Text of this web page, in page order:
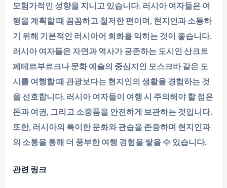
모험가적인 성향을 지니고 있습니다. 러시아 여자들은 여
행을 계획할 때 꼼꼼하고 철저한 편이며, 현지인과 소통하
기 위해 기본적인 러시아어 회화를 익히는 것이 좋습니다.
러시아 여자들은 자연과 역사가 공존하는 도시인 산크트
페테르부르크나 문화 예술의 중심지인 모스크바 같은 도
시를 여행할 때 관광보다는 현지인의 생활을 경험하는 것
을 선호합니다. 러시아 여자들이 여행 시 주의해야 할 점은
돈과 여권, 그리고 소중품을 안전하게 보관하는 것입니다.
또한, 러시아의 특이한 문화와 관습을 존중하며 현지인과
의 소통을 통해 더 풍부한 여행 경험을 쌓을 수 있습니다.
관련 링크